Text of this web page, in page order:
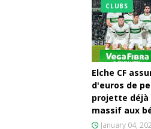
CLUBS
Elche CF
d'euros de
projette déjà
massif aux
January 04,